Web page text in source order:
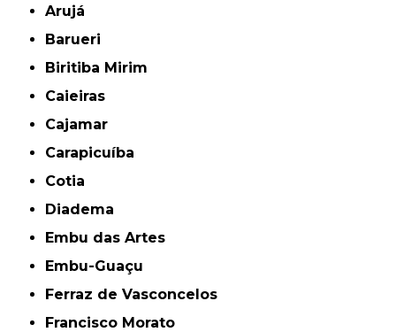
Arujá
Barueri
Biritiba Mirim
Caieiras
Cajamar
Carapicuíba
Cotia
Diadema
Embu das Artes
Embu-Guaçu
Ferraz de Vasconcelos
Francisco Morato